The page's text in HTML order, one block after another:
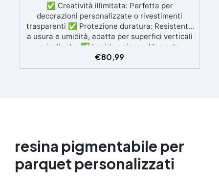
✅ Creatività illimitata: Perfetta per
decorazioni personalizzate o rivestimenti
trasparenti ✅ Protezione duratura: Resistente
a usura e umidità, adatta per superfici verticali
e inclinate. ✅ Lucida e ripara: Una sola
applicazione per una superficie brillante, liscia
e protetta dalle infiltrazioni ✅ Colorazione
€80,99
resina pigmentabile per
parquet personalizzati